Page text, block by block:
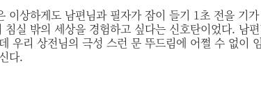
이상하게도 남편님과 필자가 잠이 들기 1초 전을 기
침실 밖의 세상을 경험하고 싶다는 신호탄이었다. 남
우리 상전님의 극성 스런 문 뚜드림에 어쩔 수 없이
다.